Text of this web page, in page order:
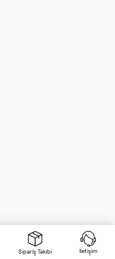
Sipariş Takibi İletişim